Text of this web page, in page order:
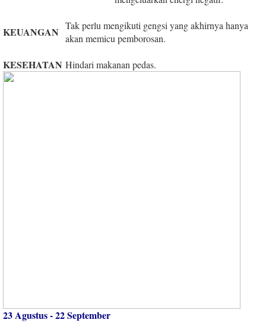
KEUANGAN Tak perlu mengikuti gengsi yang akhirnya hanya
akan memicu pemborosan.
KESEHATAN Hindari makanan pedas.
23 Agustus - 22 September